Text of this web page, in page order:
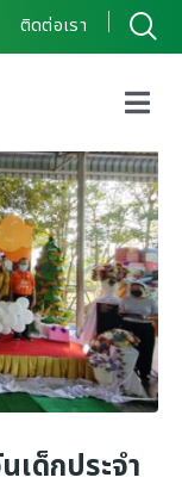
ติดต่อเรา
กรรม
ด็กประจำ